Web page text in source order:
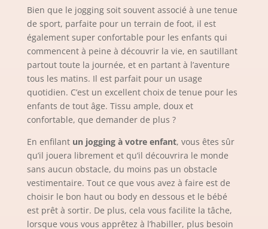
Bien que le jogging soit souvent associé à une tenue
de sport, parfaite pour un terrain de foot, il est
également super confortable pour les enfants qui
commencent à peine à découvrir la vie, en sautillant
partout toute la journée, et en partant à l’aventure
tous les matins. Il est parfait pour un usage
quotidien. C’est un excellent choix de tenue pour les
enfants de tout âge. Tissu ample, doux et
confortable, que demander de plus ?
En enfilant un jogging à votre enfant, vous êtes sûr
qu’il jouera librement et qu’il découvrira le monde
sans aucun obstacle, du moins pas un obstacle
vestimentaire. Tout ce que vous avez à faire est de
choisir le bon haut ou body en dessous et le bébé
est prêt à sortir. De plus, cela vous facilite la tâche,
lorsque vous vous apprêtez à l’habiller, plus besoin